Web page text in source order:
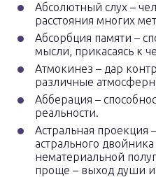
Абсолютный слух –
расстояния многих
Абсорбция памяти –
мысли, прикасаясь к
Атмокинез – дар
различные
Абберация –
реальности.
Астральная проекция
астрального
нематериальной
проще – выход души